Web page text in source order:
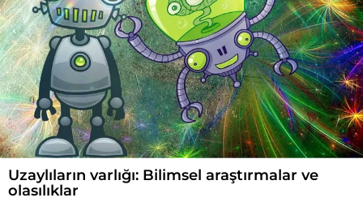
Uzaylıların varlığı: Bilimsel araştırmalar ve
olasılıklar